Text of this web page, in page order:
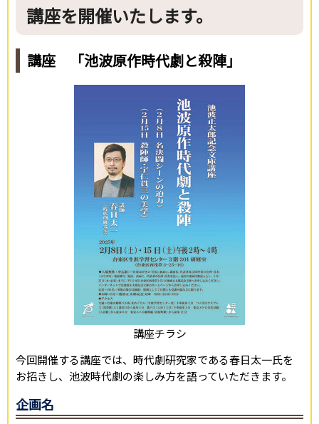
講座を開催いたします。
講座 「池波原作時代劇と殺陣」
講座チラシ
今回開催する講座では、時代劇研究家である春日太一氏を
お招きし、池波時代劇の楽しみ方を語っていただきます。
企画名